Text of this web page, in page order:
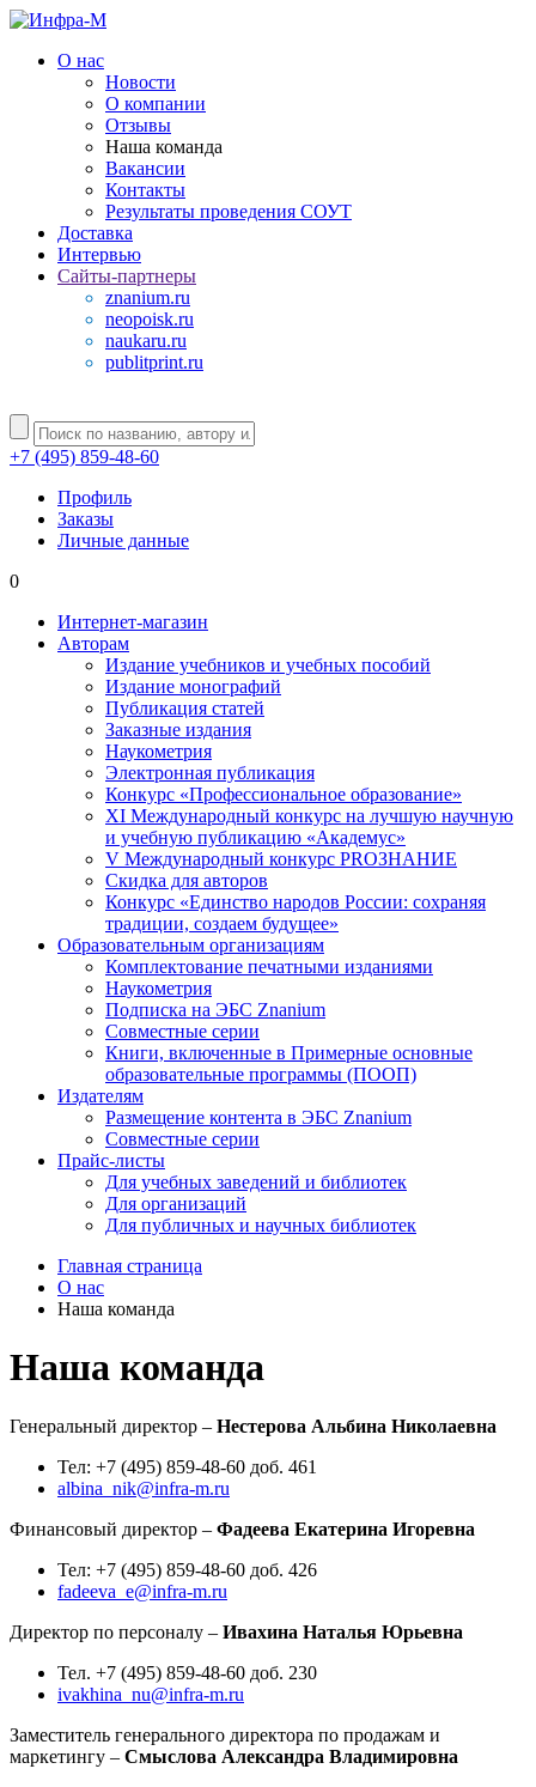
О нас
Новости
О компании
Отзывы
Наша команда
Вакансии
Контакты
Результаты проведения СОУТ
Доставка
Интервью
Сайты-партнеры
znanium.ru
neopoisk.ru
naukaru.ru
publitprint.ru
+7 (495) 859-48-60
Профиль
Заказы
Личные данные
0
Интернет-магазин
Авторам
Издание учебников и учебных пособий
Издание монографий
Публикация статей
Заказные издания
Наукометрия
Электронная публикация
Конкурс «Профессиональное образование»
XI Международный конкурс на лучшую научную
и учебную публикацию «Академус»
V Международный конкурс PROЗНАНИЕ
Скидка для авторов
Конкурс «Единство народов России: сохраняя
традиции, создаем будущее»
Образовательным организациям
Комплектование печатными изданиями
Наукометрия
Подписка на ЭБС Znanium
Совместные серии
Книги, включенные в Примерные основные
образовательные программы (ПООП)
Издателям
Размещение контента в ЭБС Znanium
Совместные серии
Прайс-листы
Для учебных заведений и библиотек
Для организаций
Для публичных и научных библиотек
Главная страница
О нас
Наша команда
Наша команда
Генеральный директор – Нестерова Альбина Николаевна
Тел: +7 (495) 859-48-60 доб. 461
albina_nik@infra-m.ru
Финансовый директор – Фадеева Екатерина Игоревна
Тел: +7 (495) 859-48-60 доб. 426
fadeeva_e@infra-m.ru
Директор по персоналу – Ивахина Наталья Юрьевна
Тел. +7 (495) 859-48-60 доб. 230
ivakhina_nu@infra-m.ru
Заместитель генерального директора по продажам и
маркетингу – Смыслова Александра Владимировна